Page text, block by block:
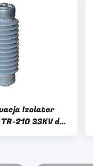
Izolator
210 33KV do